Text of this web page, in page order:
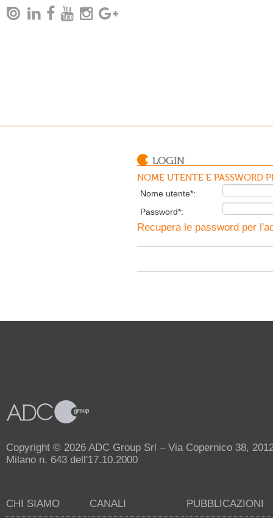
LOGIN
NOME UTENTE E PASSWORD
Nome utente*:
Password*:
Recupera le password per
Copyright © 2026 ADC Group Srl – Via Copernico 38,
Milano n. 643 dell'17.10.2000
CHI SIAMO CANALI PUBBLICAZIONI